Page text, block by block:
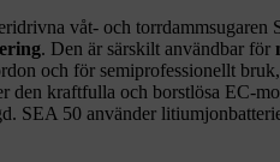
våt- och
. Den är särskilt användbar för
och för semiprofessionellt
den kraftfulla och borstlösa EC-
SEA 50 använder